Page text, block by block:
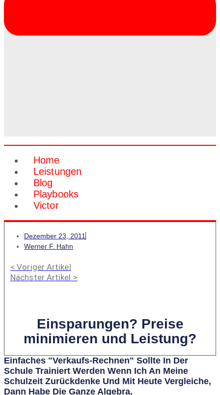
Home
Leistungen
Blog
Playbooks
Victor
Dezember 23, 2011
Werner F. Hahn
< Voriger Artikel
Nächster Artikel >
Einsparungen? Preise
minimieren und Leistung?
Einfaches "Verkaufs-Rechnen" Sollte In Der
Schule Trainiert Werden Wenn Ich An Meine
Schulzeit Zurückdenke Und Mit Heute Vergleiche,
Dann Habe Die Ganze Algebra,